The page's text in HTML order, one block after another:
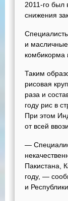
2011-го был
снижения
и
комбикорма
Таким
рисовая
раза и
году рис в
При этом
от всей
—
Пакистана,
году, —
и